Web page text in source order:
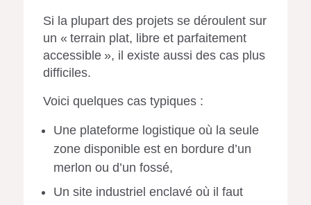
Si la plupart des projets se déroulent sur
un « terrain plat, libre et parfaitement
accessible », il existe aussi des cas plus
difficiles.
Voici quelques cas typiques :
Une plateforme logistique où la seule
zone disponible est en bordure d’un
merlon ou d’un fossé,
Un site industriel enclavé où il faut